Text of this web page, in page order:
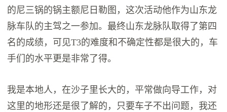
的尼三锅的锅主额尼日勒图，这次活动他作为山东龙
脉车队的主驾之一参加。最终山东龙脉队取得了第四
名的成绩，可见T3的难度和不确定性都是很大的，车
手们的水平更是非常了得。
我是本地人，在沙子里长大的，平常做向导工作，对
这里的地形还是很了解的，只要车子不出问题，我还